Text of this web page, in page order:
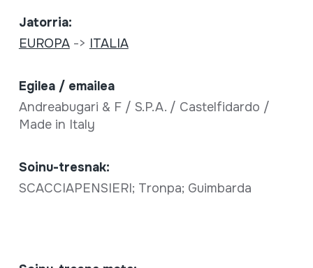
Jatorria:
EUROPA-> ITALIA
Egilea / emailea
Andreabugari & F / S.P.A. / Castelfidardo /
Made in Italy
Soinu-tresnak:
SCACCIAPENSIERI; Tronpa; Guimbarda